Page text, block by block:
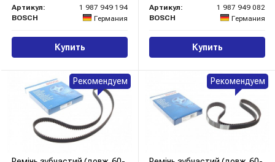
Артикул:
1 987 949 194
BOSCH
Германия
Купить
Артикул:
1 987 949 082
BOSCH
Германия
Купить
Рекомендуем Рекомендуем